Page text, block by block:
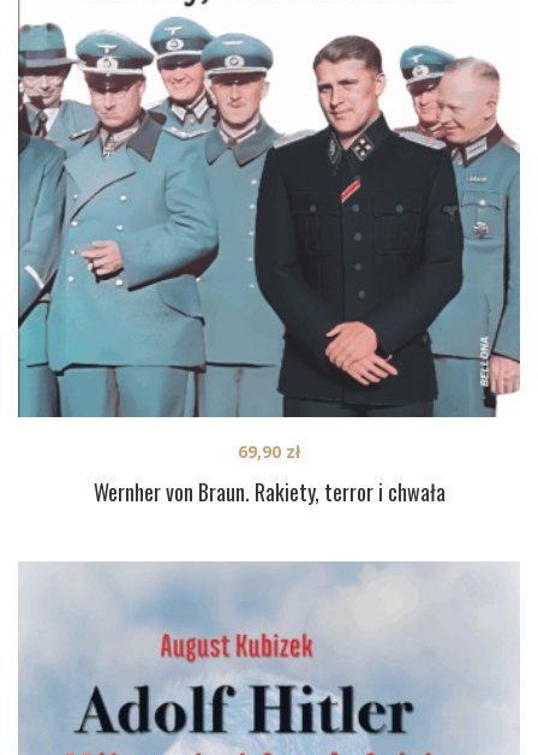
Wernher von Braun. Rakiety, terror i chwała
69,90 zł